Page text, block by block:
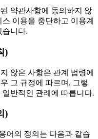
약관사항에 동의하지 않
이용을 중단하고 이용계
습니다.
)
않은 사항은 관계 법령에
그 규정에 따르며, 그렇
반적인 관례에 따릅니다.
)
어의 정의는 다음과 같습